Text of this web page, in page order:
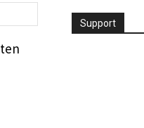
Website:
Support